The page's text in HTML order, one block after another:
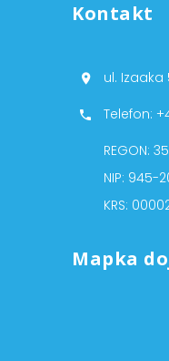
Kontakt
ul. Izaaka
Telefon:
REGON:
NIP: 945-
KRS:
Mapka